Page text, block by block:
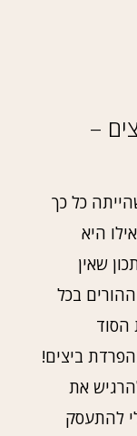
–
כל כך
היא
שאין
בכל
הסוד
ביצים!
את
להתעסק